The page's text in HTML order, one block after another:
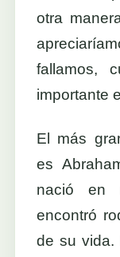
otra
fallamos,
importante
El más
es
nació en
encontró
de su vida.